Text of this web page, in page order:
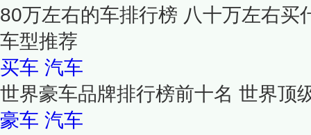
80万左右的车排行榜 八十万左右买
车型推荐
买车 汽车
世界豪车品牌排行榜前十名 世界顶
豪车 汽车